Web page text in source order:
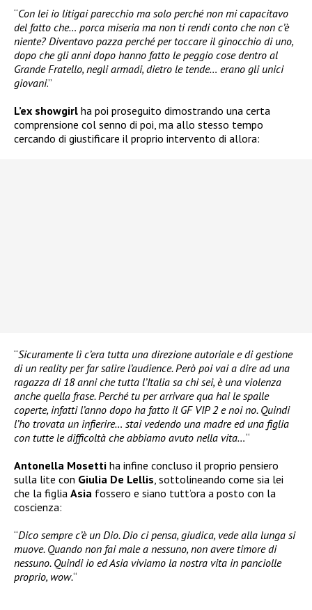
“Con lei io litigai parecchio ma solo perché non mi capacitavo
del fatto che… porca miseria ma non ti rendi conto che non c’è
niente? Diventavo pazza perché per toccare il ginocchio di uno,
dopo che gli anni dopo hanno fatto le peggio cose dentro al
Grande Fratello, negli armadi, dietro le tende… erano gli unici
giovani.”
L’ex showgirl ha poi proseguito dimostrando una certa
comprensione col senno di poi, ma allo stesso tempo
cercando di giustificare il proprio intervento di allora:
“Sicuramente lì c’era tutta una direzione autoriale e di gestione
di un reality per far salire l’audience. Però poi vai a dire ad una
ragazza di 18 anni che tutta l’Italia sa chi sei, è una violenza
anche quella frase. Perché tu per arrivare qua hai le spalle
coperte, infatti l’anno dopo ha fatto il GF VIP 2 e noi no. Quindi
l’ho trovata un infierire… stai vedendo una madre ed una figlia
con tutte le difficoltà che abbiamo avuto nella vita…“
Antonella Mosetti ha infine concluso il proprio pensiero
sulla lite con Giulia De Lellis , sottolineando come sia lei
che la figlia Asia fossero e siano tutt’ora a posto con la
coscienza:
“Dico sempre c’è un Dio. Dio ci pensa, giudica, vede alla lunga si
muove. Quando non fai male a nessuno, non avere timore di
nessuno. Quindi io ed Asia viviamo la nostra vita in panciolle
proprio, wow.“